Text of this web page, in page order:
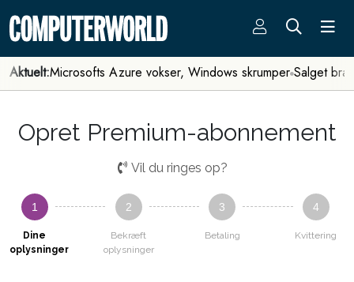
Aktuelt:Microsofts Azure vokser, Windows skrumper Salget
Opret Premium-abonnement
Vil du ringes op?
1
Dine
oplysninger
2
Bekræft
oplysninger
3
Betaling
4
Kvittering